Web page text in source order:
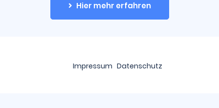
Hier mehr erfahren
Impressum Datenschutz